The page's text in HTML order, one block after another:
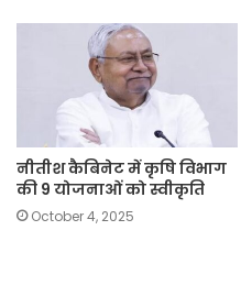
नीतीश कैबिनेट में कृषि विभाग
की 9 योजनाओं को स्वीकृति
October 4, 2025